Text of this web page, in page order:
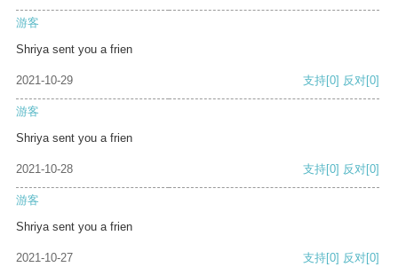
游客
Shriya sent you a frien
2021-10-29 支持[0] 反对[0]
游客
Shriya sent you a frien
2021-10-28 支持[0] 反对[0]
游客
Shriya sent you a frien
2021-10-27 支持[0] 反对[0]